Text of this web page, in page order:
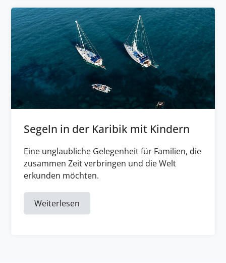
Segeln in der Karibik mit Kindern
Eine unglaubliche Gelegenheit für Familien, die
zusammen Zeit verbringen und die Welt
erkunden möchten.
Weiterlesen